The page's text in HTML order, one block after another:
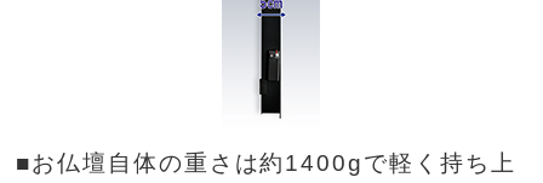
■お仏壇自体の重さは約1400gで軽く持ち上